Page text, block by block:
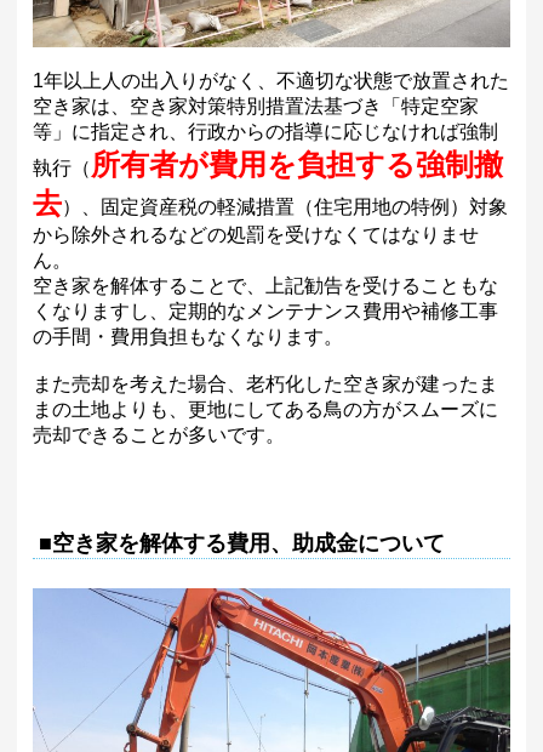
1年以上人の出入りがなく、不適切な状態で放置された
空き家は、空き家対策特別措置法基づき「特定空家
等」に指定され、行政からの指導に応じなければ強制
執行（ 所有者が費用を負担する強制撤
去）、固定資産税の軽減措置（住宅用地の特例）対象
から除外されるなどの処罰を受けなくてはなりませ
ん。
空き家を解体することで、上記勧告を受けることもな
くなりますし、定期的なメンテナンス費用や補修工事
の手間・費用負担もなくなります。
また売却を考えた場合、老朽化した空き家が建ったま
まの土地よりも、更地にしてある鳥の方がスムーズに
売却できることが多いです。
■空き家を解体する費用、助成金について